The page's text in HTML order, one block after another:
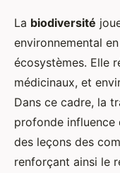
La biodiversité
environnemental
écosystèmes. Elle
médicinaux, et
Dans ce cadre, la
profonde influence
des leçons des
renforçant ainsi le